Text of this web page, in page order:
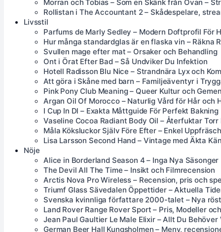
Morran och Tobias – Som en Skänk från Ovan –
Rollistan i The Accountant 2 – Skådespelare,
Livsstil
Parfums de Marly Sedley – Modern Doftprofil För
Hur många standardglas är en flaska vin – Räkna
Svullen mage efter mat – Orsaker och Behandling
Ont i Örat Efter Bad – Så Undviker Du Infektion
Hotell Radisson Blu Nice – Strandnära Lyx och
Att göra i Skåne med barn – Familjeäventyr i
Pink Pony Club Meaning – Queer Kultur och
Argan Oil Of Morocco – Naturlig Vård för Hår och
I Cup In Dl – Exakta Måttguide För Perfekt Bakning
Vaseline Cocoa Radiant Body Oil – Återfuktar Torr
Måla Köksluckor Själv Före Efter – Enkel
Lisa Larsson Second Hand – Vintage med Äkta
Nöje
Alice in Borderland Season 4 – Inga Nya Säsonger
The Devil All The Time – Insikt och Filmrecension
Arctis Nova Pro Wireless – Recension, pris och
Triumf Glass Sävedalen Öppettider – Aktuella
Svenska kvinnliga författare 2000-talet – Nya
Land Rover Range Rover Sport – Pris, Modeller
Jean Paul Gaultier Le Male Elixir – Allt Du Behöver
German Beer Hall Kungsholmen – Meny,